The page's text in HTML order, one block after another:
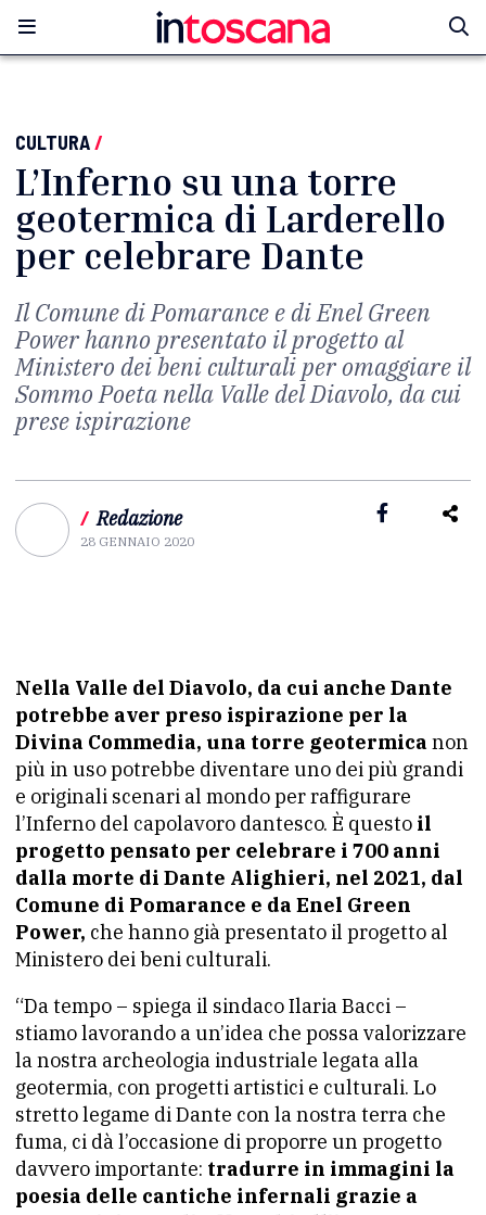
CULTURA/
L’Inferno su una torre
geotermica di Larderello
per celebrare Dante
Il Comune di Pomarance e di Enel Green
Power hanno presentato il progetto al
Ministero dei beni culturali per omaggiare il
Sommo Poeta nella Valle del Diavolo, da cui
prese ispirazione
/ Redazione
28 GENNAIO 2020
Nella Valle del Diavolo, da cui anche Dante
potrebbe aver preso ispirazione per la
Divina Commedia, una torre geotermica non
più in uso potrebbe diventare uno dei più grandi
e originali scenari al mondo per raffigurare
l’Inferno del capolavoro dantesco. È questo il
progetto pensato per celebrare i 700 anni
dalla morte di Dante Alighieri, nel 2021, dal
Comune di Pomarance e da Enel Green
Power, che hanno già presentato il progetto al
Ministero dei beni culturali.
“Da tempo – spiega il sindaco Ilaria Bacci –
stiamo lavorando a un’idea che possa valorizzare
la nostra archeologia industriale legata alla
geotermia, con progetti artistici e culturali. Lo
stretto legame di Dante con la nostra terra che
fuma, ci dà l’occasione di proporre un progetto
davvero importante: tradurre in immagini la
poesia delle cantiche infernali grazie a